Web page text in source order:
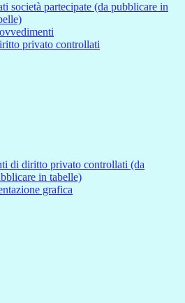
società partecipate (da pubblicare in
privato controllati
di diritto privato controllati (da
in tabelle)
grafica